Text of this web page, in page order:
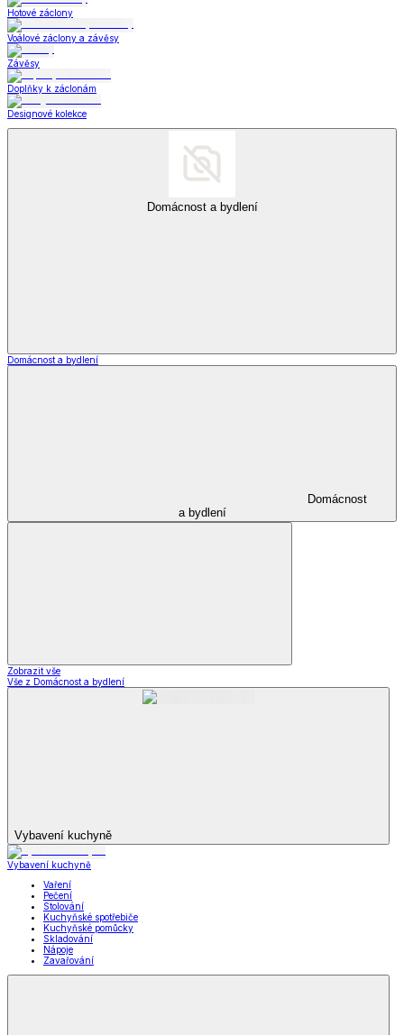
Hotové záclony
Voálové záclony a závěsy
Závěsy
Doplňky k záclonám
Designové kolekce
Domácnost a bydlení
Domácnost a bydlení
Domácnost
a bydlení
Zobrazit vše
Vše z Domácnost a bydlení
Vybavení kuchyně
Vybavení kuchyně
Vaření
Pečení
Stolování
Kuchyňské spotřebiče
Kuchyňské pomůcky
Skladování
Nápoje
Zavařování